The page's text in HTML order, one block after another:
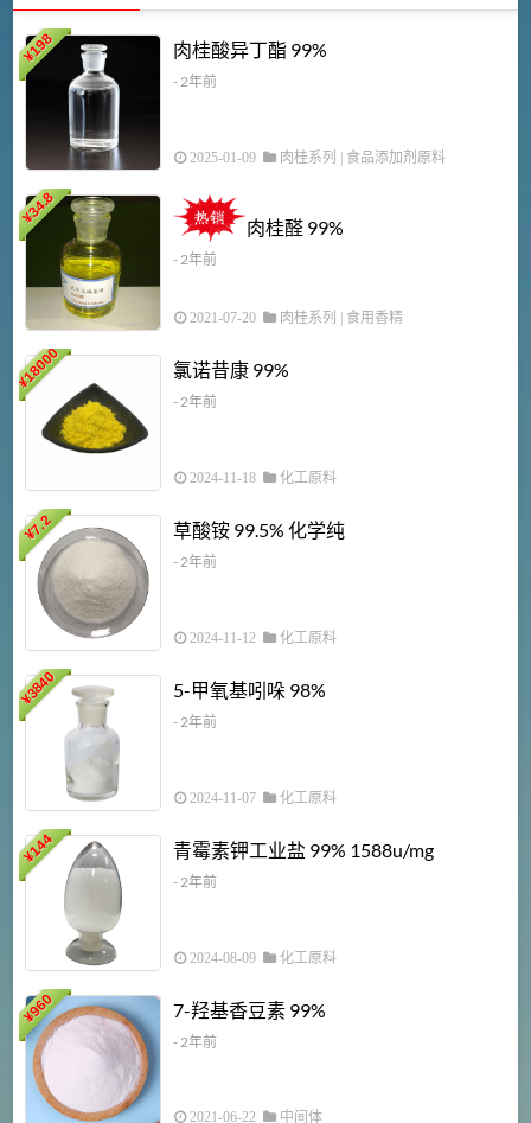
¥
198 肉桂酸异丁酯 99%
- 2年前
2025-01-09 肉桂系列 | 食品添加剂原料
¥
34.8
肉桂醛 99%
- 2年前
2021-07-20 肉桂系列 | 食用香精
¥
18000 氯诺昔康 99%
- 2年前
2024-11-18 化工原料
¥
7.2 草酸铵 99.5% 化学纯
- 2年前
2024-11-12 化工原料
¥
3840 5-甲氧基吲哚 98%
- 2年前
2024-11-07 化工原料
¥
144 青霉素钾工业盐 99% 1588u/mg
- 2年前
2024-08-09 化工原料
¥
960 7-羟基香豆素 99%
- 2年前
2021-06-22 中间体